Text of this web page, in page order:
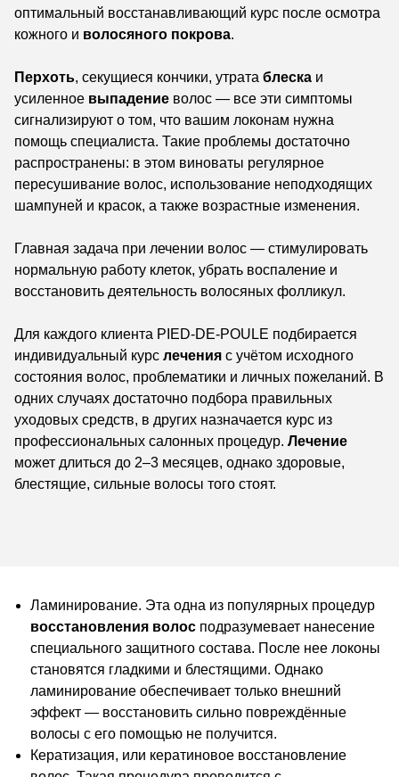
оптимальный восстанавливающий курс после осмотра
кожного и волосяного покрова.
Перхоть, секущиеся кончики, утрата блеска и
усиленное выпадение волос — все эти симптомы
сигнализируют о том, что вашим локонам нужна
помощь специалиста. Такие проблемы достаточно
распространены: в этом виноваты регулярное
пересушивание волос, использование неподходящих
шампуней и красок, а также возрастные изменения.
Главная задача при лечении волос — стимулировать
нормальную работу клеток, убрать воспаление и
восстановить деятельность волосяных фолликул.
Для каждого клиента PIED-DE-POULE подбирается
индивидуальный курс лечения с учётом исходного
состояния волос, проблематики и личных пожеланий. В
одних случаях достаточно подбора правильных
уходовых средств, в других назначается курс из
профессиональных салонных процедур. Лечение
может длиться до 2–3 месяцев, однако здоровые,
блестящие, сильные волосы того стоят.
Ламинирование. Эта одна из популярных процедур
восстановления волос подразумевает нанесение
специального защитного состава. После нее локоны
становятся гладкими и блестящими. Однако
ламинирование обеспечивает только внешний
эффект — восстановить сильно повреждённые
волосы с его помощью не получится.
Кератизация, или кератиновое восстановление